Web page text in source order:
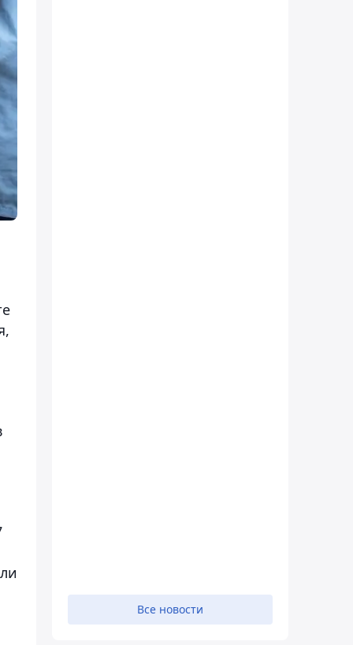
Все новости